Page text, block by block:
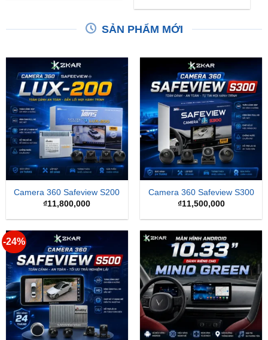
SẢN PHẨM MỚI
Camera 360 Safeview S200
₫11,800,000
Camera 360 Safeview S300
₫11,500,000
-24%